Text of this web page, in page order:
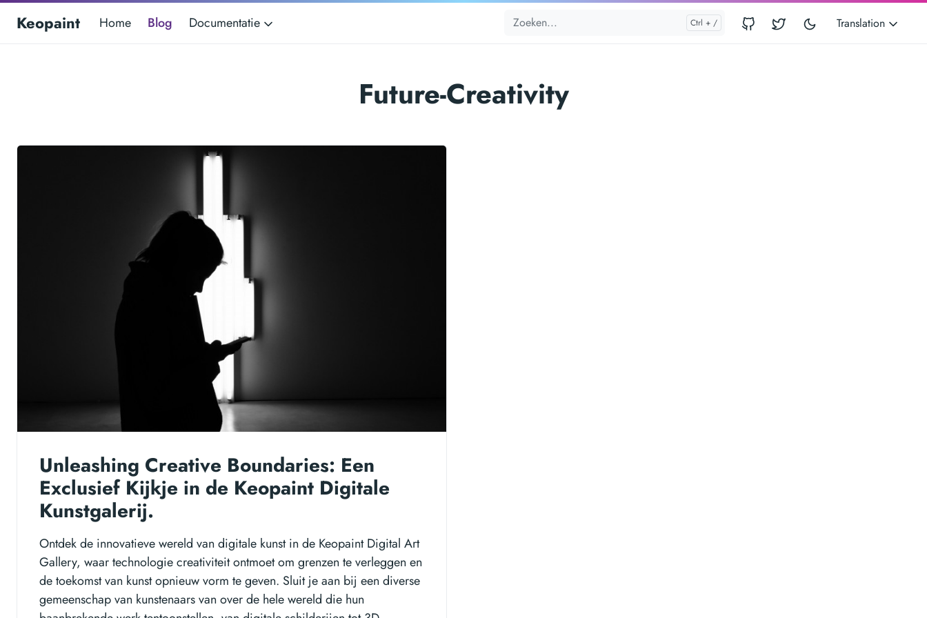
Keopaint Home Blog Documentatie Translation
Future-Creativity
Unleashing Creative Boundaries: Een
Exclusief Kijkje in de Keopaint Digitale
Kunstgalerij.
Ontdek de innovatieve wereld van digitale kunst in de Keopaint Digital Art
Gallery, waar technologie creativiteit ontmoet om grenzen te verleggen en
de toekomst van kunst opnieuw vorm te geven. Sluit je aan bij een diverse
gemeenschap van kunstenaars van over de hele wereld die hun